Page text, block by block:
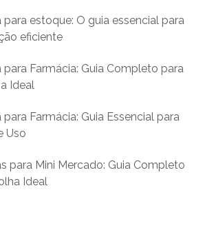
para estoque: O guia essencial para
eficiente
para Farmácia: Guia Completo para
Ideal
para Farmácia: Guia Essencial para
Uso
para Mini Mercado: Guia Completo
Ideal